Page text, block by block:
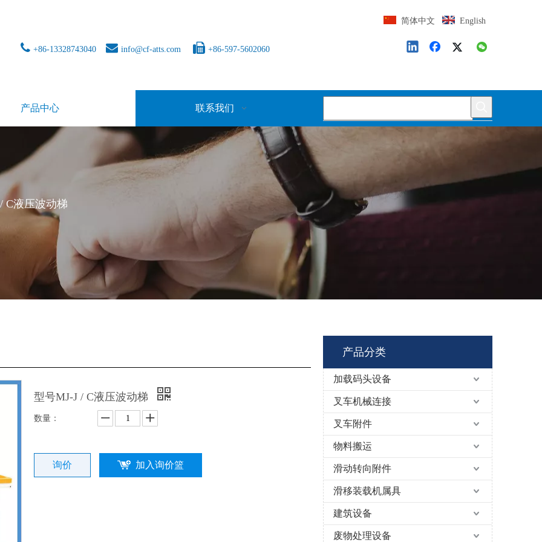
 +86-13328743040  info@cf-atts.com  +86-597-5602060
简体中文 English
产品中心 联系我们
C液压波动梯
型号MJ-J / C液压波动梯
数量：
询价 加入询价篮
产品分类
加载码头设备
叉车机械连接
叉车附件
物料搬运
滑动转向附件
滑移装载机属具
建筑设备
废物处理设备